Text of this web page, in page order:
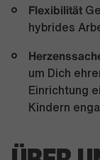
Flexibilität
hybrides
um Dich
Einrichtung
Kindern